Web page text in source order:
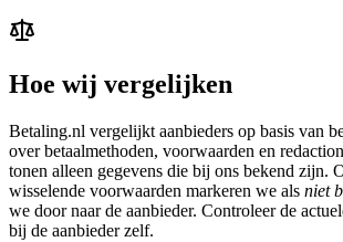
Hoe wij vergelijken
Betaling.nl vergelijkt aanbieders op basis van
over betaalmethoden, voorwaarden en
tonen alleen gegevens die bij ons bekend zijn.
wisselende voorwaarden markeren we als niet
we door naar de aanbieder. Controleer de
bij de aanbieder zelf.